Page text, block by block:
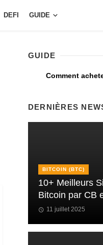
DEFI GUIDE
GUIDE
Comment
DERNIÈRES
BITCOIN (BTC)
10+ Meilleurs
Bitcoin par CB
11 juillet 2025